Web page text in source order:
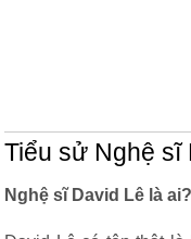
Tiểu sử Nghệ sĩ
Nghệ sĩ David Lê là ai?